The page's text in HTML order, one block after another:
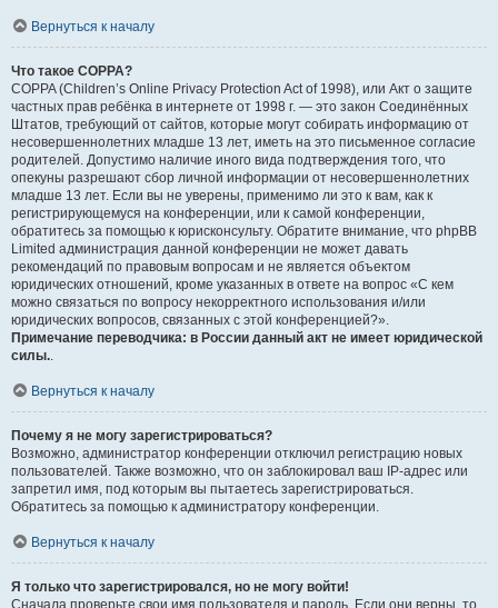
Вернуться к началу
Что такое COPPA?
COPPA (Children’s Online Privacy Protection Act of 1998), или Акт о защите
частных прав ребёнка в интернете от 1998 г. — это закон Соединённых
Штатов, требующий от сайтов, которые могут собирать информацию от
несовершеннолетних младше 13 лет, иметь на это письменное согласие
родителей. Допустимо наличие иного вида подтверждения того, что
опекуны разрешают сбор личной информации от несовершеннолетних
младше 13 лет. Если вы не уверены, применимо ли это к вам, как к
регистрирующемуся на конференции, или к самой конференции,
обратитесь за помощью к юрисконсульту. Обратите внимание, что phpBB
Limited администрация данной конференции не может давать
рекомендаций по правовым вопросам и не является объектом
юридических отношений, кроме указанных в ответе на вопрос «С кем
можно связаться по вопросу некорректного использования и/или
юридических вопросов, связанных с этой конференцией?».
Примечание переводчика: в России данный акт не имеет юридической
силы..
Вернуться к началу
Почему я не могу зарегистрироваться?
Возможно, администратор конференции отключил регистрацию новых
пользователей. Также возможно, что он заблокировал ваш IP-адрес или
запретил имя, под которым вы пытаетесь зарегистрироваться.
Обратитесь за помощью к администратору конференции.
Вернуться к началу
Я только что зарегистрировался, но не могу войти!
Сначала проверьте свои имя пользователя и пароль. Если они верны, то